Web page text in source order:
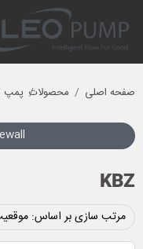
صفحه اصلی محصولات پمپ
KBZ
مرتب سازی بر اساس: